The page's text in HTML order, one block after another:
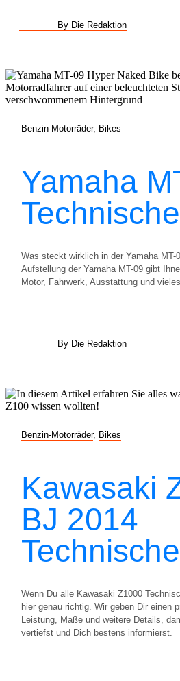
By Die Redaktion
Benzin-Motorräder, Bikes
Yamaha
Was steckt wirklich in der Yamaha MT-
Aufstellung der Yamaha MT-09 gibt
Motor, Fahrwerk, Ausstattung und
By Die Redaktion
Benzin-Motorräder, Bikes
Kawasaki
BJ 2014
Wenn Du alle Kawasaki Z1000
hier genau richtig. Wir geben Dir einen
Leistung, Maße und weitere Details,
vertiefst und Dich bestens informierst.